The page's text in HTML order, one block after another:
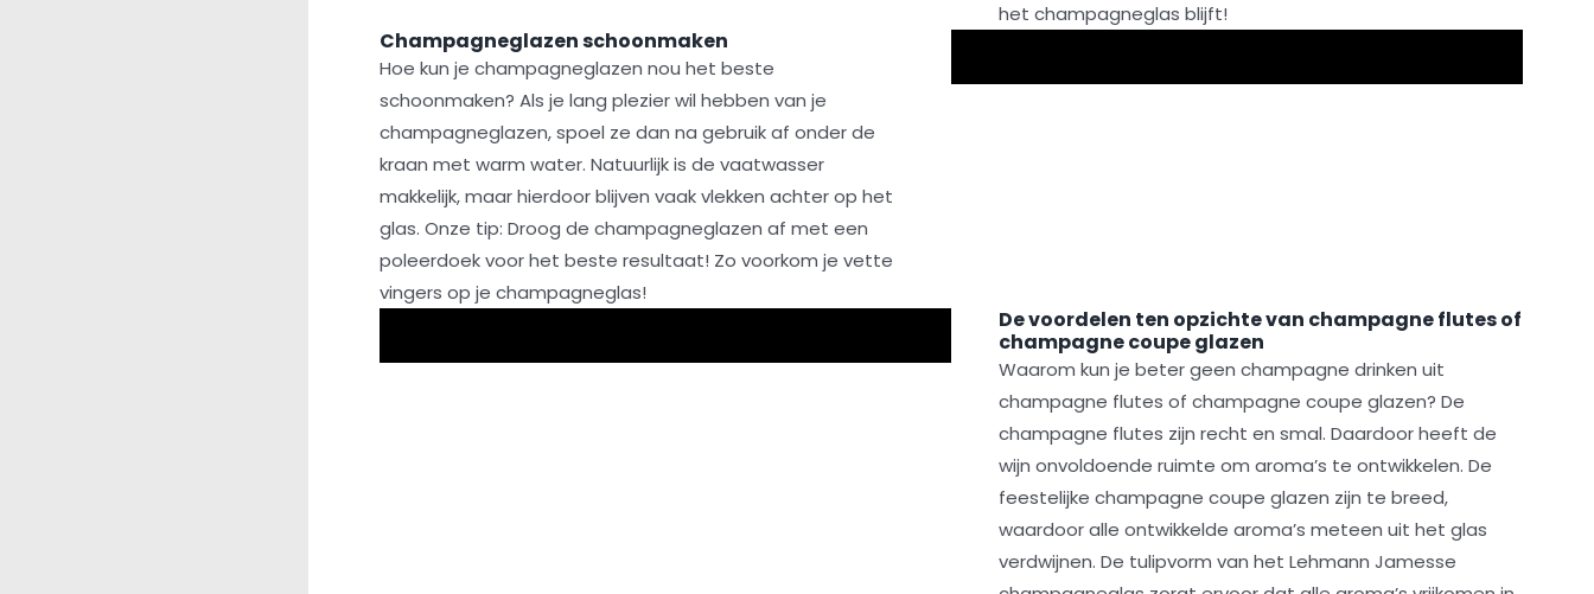
het champagneglas blijft!
Champagneglazen schoonmaken
Hoe kun je champagneglazen nou het beste
schoonmaken? Als je lang plezier wil hebben van je
champagneglazen, spoel ze dan na gebruik af onder de
kraan met warm water. Natuurlijk is de vaatwasser
makkelijk, maar hierdoor blijven vaak vlekken achter op het
glas. Onze tip: Droog de champagneglazen af met een
poleerdoek voor het beste resultaat! Zo voorkom je vette
vingers op je champagneglas!
De voordelen ten opzichte van champagne flutes of
champagne coupe glazen
Waarom kun je beter geen champagne drinken uit
champagne flutes of champagne coupe glazen? De
champagne flutes zijn recht en smal. Daardoor heeft de
wijn onvoldoende ruimte om aroma’s te ontwikkelen. De
feestelijke champagne coupe glazen zijn te breed,
waardoor alle ontwikkelde aroma’s meteen uit het glas
verdwijnen. De tulipvorm van het Lehmann Jamesse